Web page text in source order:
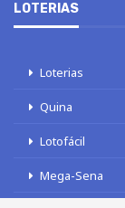
LOTERIAS
Loterias
Quina
Lotofácil
Mega-Sena